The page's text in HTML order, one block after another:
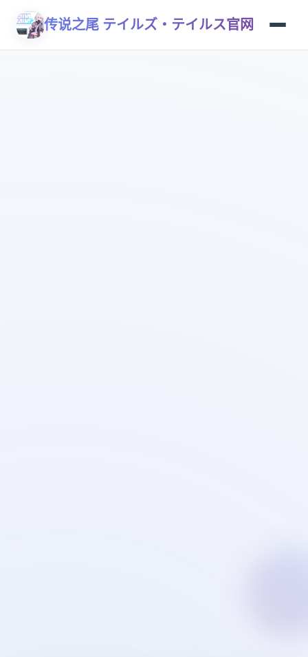
传说之尾 テイルズ・テイルス官网